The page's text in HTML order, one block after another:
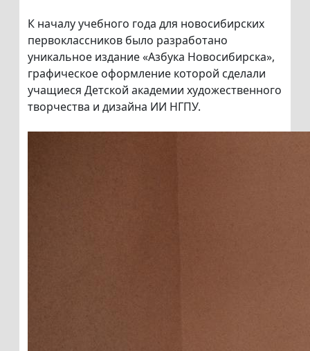
К началу учебного года для новосибирских
первоклассников было разработано
уникальное издание «Азбука Новосибирска»,
графическое оформление которой сделали
учащиеся Детской академии художественного
творчества и дизайна ИИ НГПУ.